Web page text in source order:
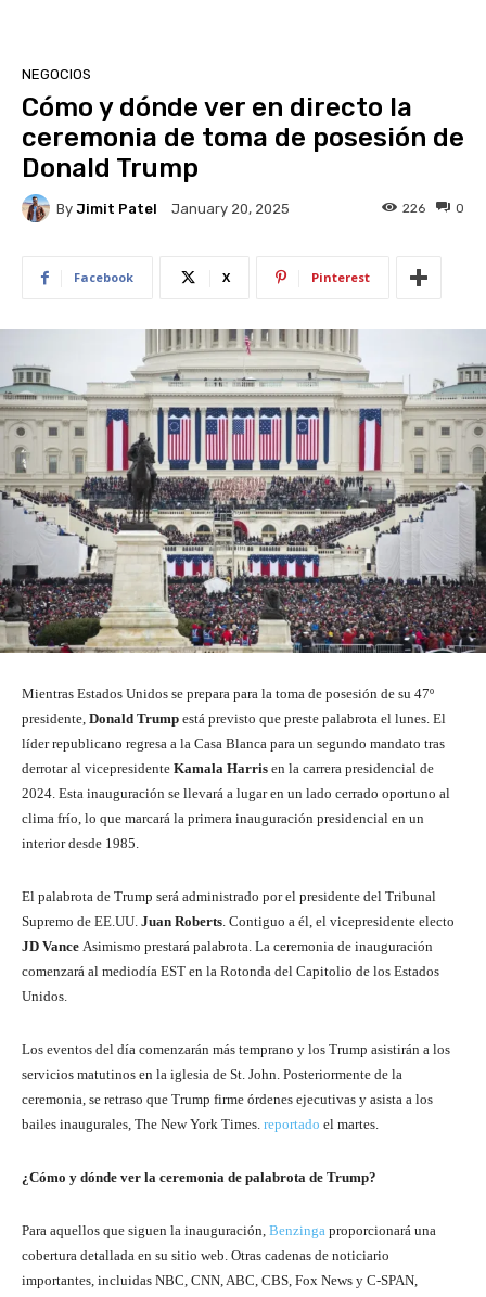
NEGOCIOS
Cómo y dónde ver en directo la
ceremonia de toma de posesión de
Donald Trump
By Jimit Patel January 20, 2025 0
226
Facebook X Pinterest
Mientras Estados Unidos se prepara para la toma de posesión de su 47º
presidente, Donald Trump está previsto que preste palabrota el lunes. El
líder republicano regresa a la Casa Blanca para un segundo mandato tras
derrotar al vicepresidente Kamala Harris en la carrera presidencial de
2024. Esta inauguración se llevará a lugar en un lado cerrado oportuno al
clima frío, lo que marcará la primera inauguración presidencial en un
interior desde 1985.
El palabrota de Trump será administrado por el presidente del Tribunal
Supremo de EE.UU. Juan Roberts . Contiguo a él, el vicepresidente electo
JD Vance Asimismo prestará palabrota. La ceremonia de inauguración
comenzará al mediodía EST en la Rotonda del Capitolio de los Estados
Unidos.
Los eventos del día comenzarán más temprano y los Trump asistirán a los
servicios matutinos en la iglesia de St. John. Posteriormente de la
ceremonia, se retraso que Trump firme órdenes ejecutivas y asista a los
bailes inaugurales, The New York Times. reportado el martes.
¿Cómo y dónde ver la ceremonia de palabrota de Trump?
Para aquellos que siguen la inauguración, Benzinga proporcionará una
cobertura detallada en su sitio web. Otras cadenas de noticiario
importantes, incluidas NBC, CNN, ABC, CBS, Fox News y C-SPAN,